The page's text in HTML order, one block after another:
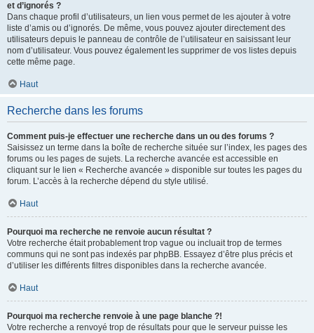
et d’ignorés ?
Dans chaque profil d’utilisateurs, un lien vous permet de les ajouter à votre
liste d’amis ou d’ignorés. De même, vous pouvez ajouter directement des
utilisateurs depuis le panneau de contrôle de l’utilisateur en saisissant leur
nom d’utilisateur. Vous pouvez également les supprimer de vos listes depuis
cette même page.
Haut
Recherche dans les forums
Comment puis-je effectuer une recherche dans un ou des forums ?
Saisissez un terme dans la boîte de recherche située sur l’index, les pages des
forums ou les pages de sujets. La recherche avancée est accessible en
cliquant sur le lien « Recherche avancée » disponible sur toutes les pages du
forum. L’accès à la recherche dépend du style utilisé.
Haut
Pourquoi ma recherche ne renvoie aucun résultat ?
Votre recherche était probablement trop vague ou incluait trop de termes
communs qui ne sont pas indexés par phpBB. Essayez d’être plus précis et
d’utiliser les différents filtres disponibles dans la recherche avancée.
Haut
Pourquoi ma recherche renvoie à une page blanche ?!
Votre recherche a renvoyé trop de résultats pour que le serveur puisse les